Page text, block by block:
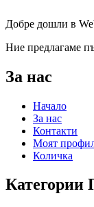
Добре дошли в
Ние предлагаме
За нас
Начало
За нас
Контакти
Моят
Количка
Категории